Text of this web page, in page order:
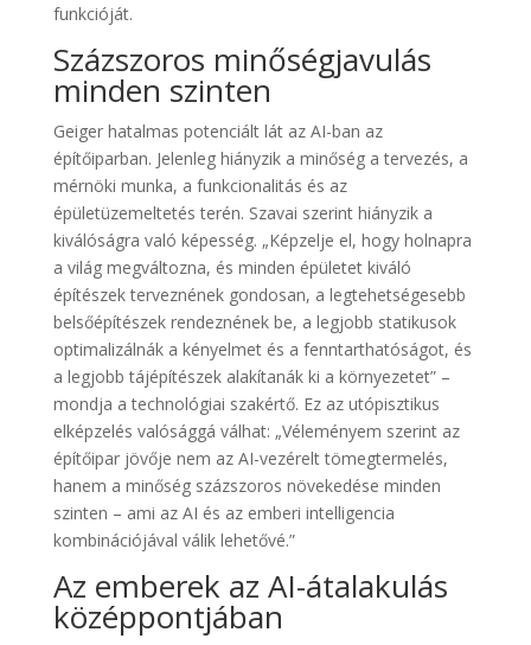
funkcióját.
Százszoros minőségjavulás
minden szinten
Geiger hatalmas potenciált lát az AI-ban az
építőiparban. Jelenleg hiányzik a minőség a tervezés, a
mérnöki munka, a funkcionalitás és az
épületüzemeltetés terén. Szavai szerint hiányzik a
kiválóságra való képesség. „Képzelje el, hogy holnapra
a világ megváltozna, és minden épületet kiváló
építészek terveznének gondosan, a legtehetségesebb
belsőépítészek rendeznének be, a legjobb statikusok
optimalizálnák a kényelmet és a fenntarthatóságot, és
a legjobb tájépítészek alakítanák ki a környezetet” –
mondja a technológiai szakértő. Ez az utópisztikus
elképzelés valósággá válhat: „Véleményem szerint az
építőipar jövője nem az AI-vezérelt tömegtermelés,
hanem a minőség százszoros növekedése minden
szinten – ami az AI és az emberi intelligencia
kombinációjával válik lehetővé.”
Az emberek az AI-átalakulás
középpontjában